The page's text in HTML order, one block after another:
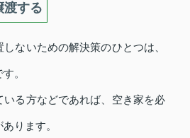
渡する
ないための解決策のひとつは、
。
いる方などであれば、空き家を必
ります。